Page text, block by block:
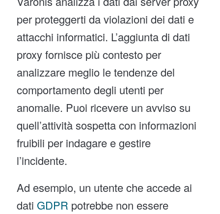
per proteggerti da violazioni dei dati e
attacchi informatici. L’aggiunta di dati
proxy fornisce più contesto per
analizzare meglio le tendenze del
comportamento degli utenti per
anomalie. Puoi ricevere un avviso su
quell’attività sospetta con informazioni
fruibili per indagare e gestire
l’incidente.
Ad esempio, un utente che accede ai
dati GDPR potrebbe non essere